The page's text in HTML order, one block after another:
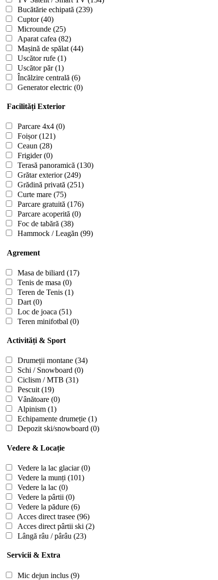
Bucătărie echipată (239)
Cuptor(40)
Microunde (25)
Aparat cafea (82)
Mașină de spălat (44)
Uscător rufe (1)
Uscător păr(1)
Încălzire centrală (6)
Generator electric (0)
Facilități Exterior
Parcare 4x4 (0)
Foișor(121)
Ceaun (28)
Frigider(0)
Terasă panoramică (130)
Grătar exterior(249)
Grădină privată (251)
Curte mare (75)
Parcare gratuită (176)
Parcare acoperită (0)
Foc de tabără (38)
Hammock / Leagăn (99)
Agrement
Masa de biliard (17)
Tenis de masa (0)
Teren de Tenis (1)
Dart (0)
Loc de joaca (51)
Teren minifotbal (0)
Activități & Sport
Drumeții montane (34)
Schi / Snowboard (0)
Ciclism / MTB (31)
Pescuit(19)
Vânătoare (0)
Alpinism (1)
Echipamente drumeție (1)
Depozit ski/snowboard (0)
Vedere & Locație
Vedere la lac glaciar(0)
Vedere la munți (101)
Vedere la lac (0)
Vedere la pârtii (0)
Vedere la pădure (6)
Acces direct trasee (96)
Acces direct pârtii ski (2)
Lângă râu / pârâu (23)
Servicii & Extra
Mic dejun inclus (9)